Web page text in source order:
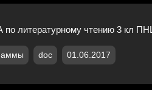
литературному чтению 3 кл
doc 01.06.2017